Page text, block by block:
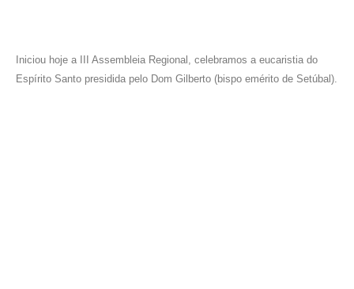
Iniciou hoje a III Assembleia Regional, celebramos a eucaristia do
Espírito Santo presidida pelo Dom Gilberto (bispo emérito de Setúbal).